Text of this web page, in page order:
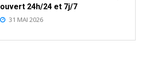
ouvert 24h/24 et 7j/7
31 MAI 2026